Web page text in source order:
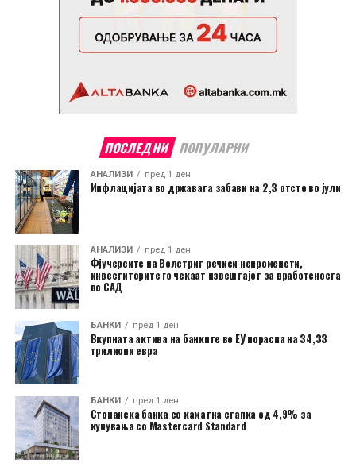
ПОСЛЕДНИ ПОПУЛАРНИ
АНАЛИЗИ пред 1 ден
Инфлацијата во државата забави на 2,3 отсто во јули
АНАЛИЗИ пред 1 ден
Фјучерсите на Волстрит речиси непроменети,
инвеститорите го чекаат извештајот за вработеноста
во САД
БАНКИ пред 1 ден
Вкупната актива на банките во ЕУ порасна на 34,33
трилиони евра
БАНКИ пред 1 ден
Стопанска банка со каматна стапка од 4,9% за
купувања со Mastercard Standard